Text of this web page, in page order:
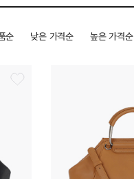
순 낮은 가격순 높은 가격순